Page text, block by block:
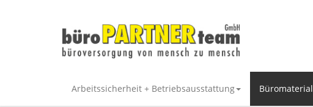
Arbeitssicherheit + Betriebsausstattung Büromaterial